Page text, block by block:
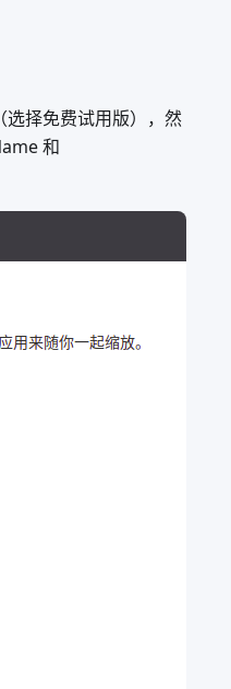
择免费试用版），然
和